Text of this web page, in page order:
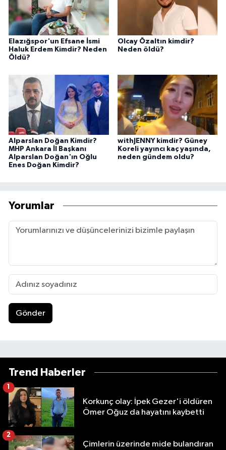
Elazığspor'un Efsane İsmi
Haluk Erdem Kimdir? Neden
Öldü?
Olcay Özaltın kimdir?
Neden öldü?
Alparslan Doğan Kimdir?
MHP Ankara İl Başkanı
Alparslan Doğan'ın Oğlu
Enes Doğan Kimdir?
withJENNY kimdir? Güney
Koreli yayıncı kaç yaşında,
neden gündem oldu?
Yorumlar
Gönder
Trend Haberler
Korkunç olay: İpek Gezer'i öldüren
Ömer Oğuz da hayatını kaybetti
1
Çimlerin üzerinde mide bulandıran
2